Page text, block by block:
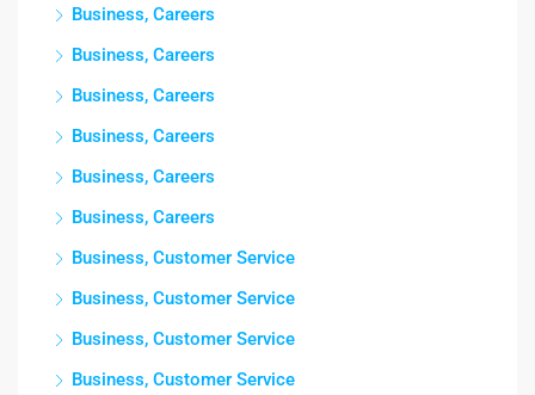
Business, Careers
Business, Careers
Business, Careers
Business, Careers
Business, Careers
Business, Careers
Business, Customer Service
Business, Customer Service
Business, Customer Service
Business, Customer Service